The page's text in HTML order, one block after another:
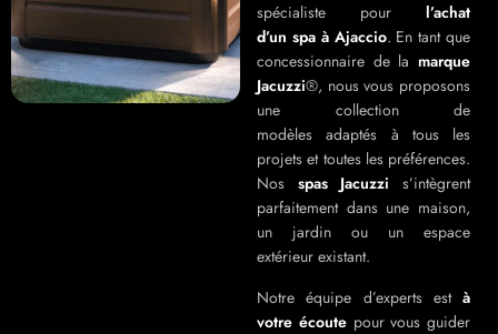
spécialiste pour l’achat
d’un spa à Ajaccio. En tant que
concessionnaire de la marque
Jacuzzi®, nous vous proposons
une collection de
modèles adaptés à tous les
projets et toutes les préférences.
Nos spas Jacuzzi s’intègrent
parfaitement dans une maison,
un jardin ou un espace
extérieur existant.
Notre équipe d’experts est à
votre écoutepour vous guider